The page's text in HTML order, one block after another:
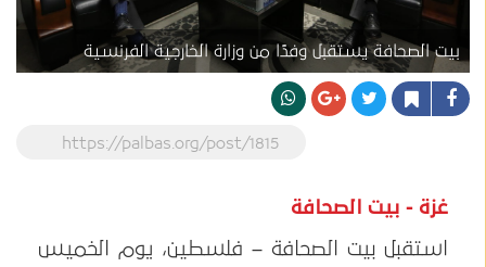
بيت الصحافة يستقبل وفدًا من وزارة الخارجية الفرنسية
https://palbas.org/post/1815
غزة - بيت الصحافة
استقبل بيت الصحافة – فلسطين، يوم الخميس